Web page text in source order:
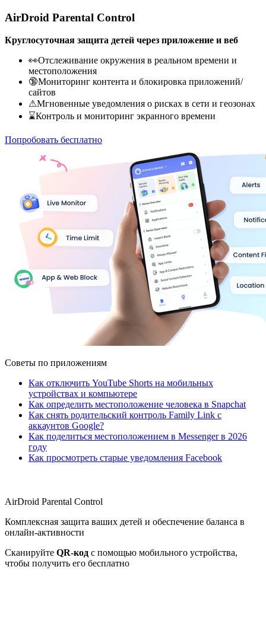
AirDroid Parental Control
Круглосуточная защита детей через приложение и веб
👀Отслеживание окружения в реальном времени и
местоположения
🔞Мониторинг контента и блокировка приложений/
сайтов
⚠Мгновенные уведомления о рисках в сети и геозонах
⌛Контроль и мониторинг экранного времени
Попробовать бесплатно
Советы по приложениям
Как отключить YouTube Shorts на мобильных
устройствах и компьютере
Как определить местоположение человека в Snapchat
Как снять родительский контроль Family Link с
аккаунтов Google?
Как поделиться местоположением в Messenger в 2026
году
Как просмотреть старые уведомления Facebook
AirDroid Parental Control
Комплексная защита ваших детей и обеспечение баланса в
онлайн-активности
Сканируйте QR-код с помощью мобильного устройства,
чтобы получить его бесплатно